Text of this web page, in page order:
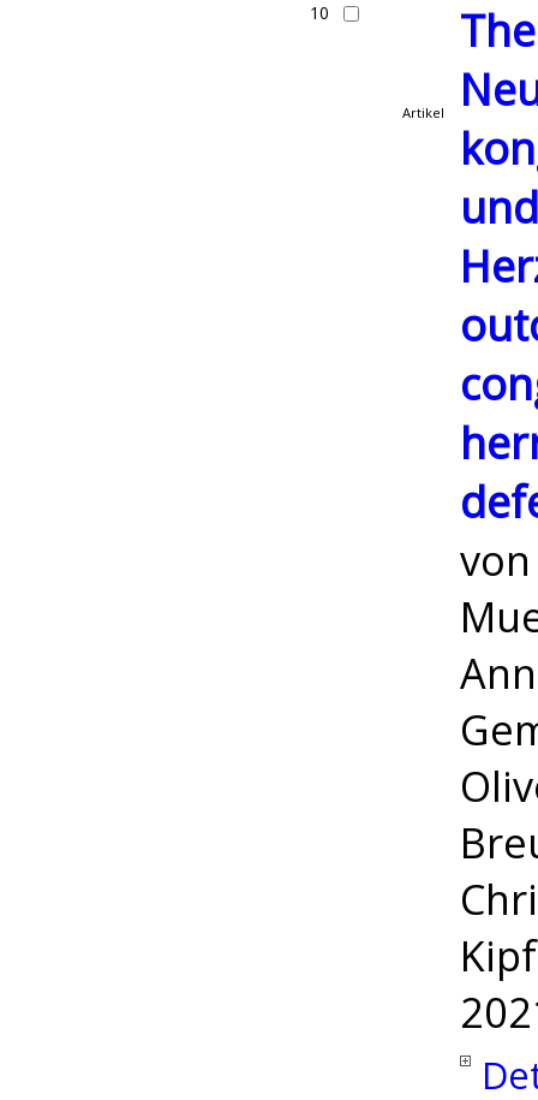
10
Artikel